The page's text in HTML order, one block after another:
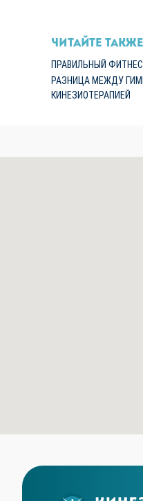
ПРАВИЛЬНЫЙ
читайте
РАЗНИЦА МЕЖДУ
КИНЕЗИОТЕРАПИЕЙ